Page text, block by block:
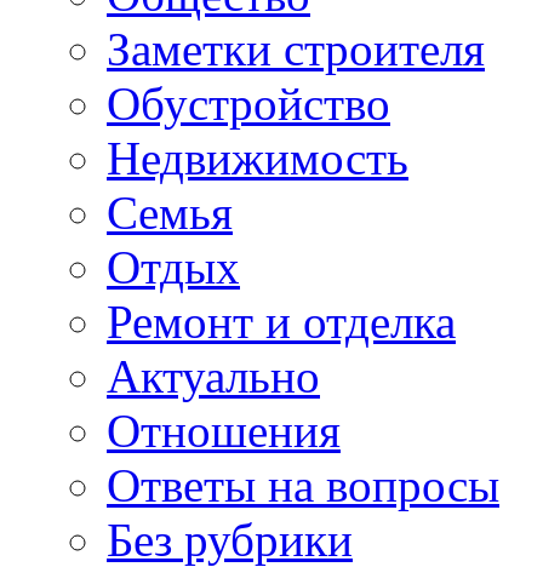
Заметки строителя
Обустройство
Недвижимость
Семья
Отдых
Ремонт и отделка
Актуально
Отношения
Ответы на вопросы
Без рубрики